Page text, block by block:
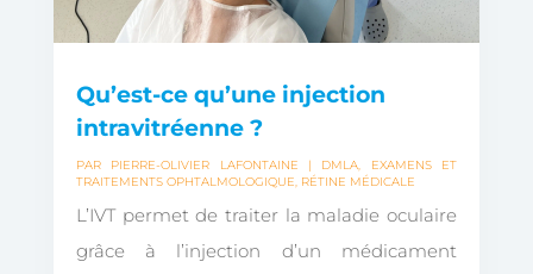
Qu’est-ce qu’une injection
intravitréenne ?
PAR PIERRE-OLIVIER LAFONTAINE | DMLA, EXAMENS ET
TRAITEMENTS OPHTALMOLOGIQUE, RÉTINE MÉDICALE
L’IVT permet de traiter la maladie oculaire
grâce à l’injection d’un médicament